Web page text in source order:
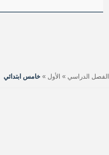
الفصل الدراسي » الأول » خامس ابتدائي